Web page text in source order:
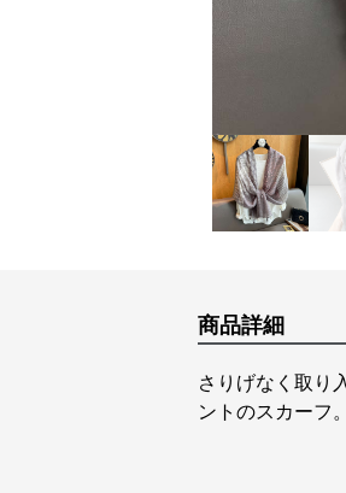
商品詳細
さりげなく取り
ントのスカーフ。